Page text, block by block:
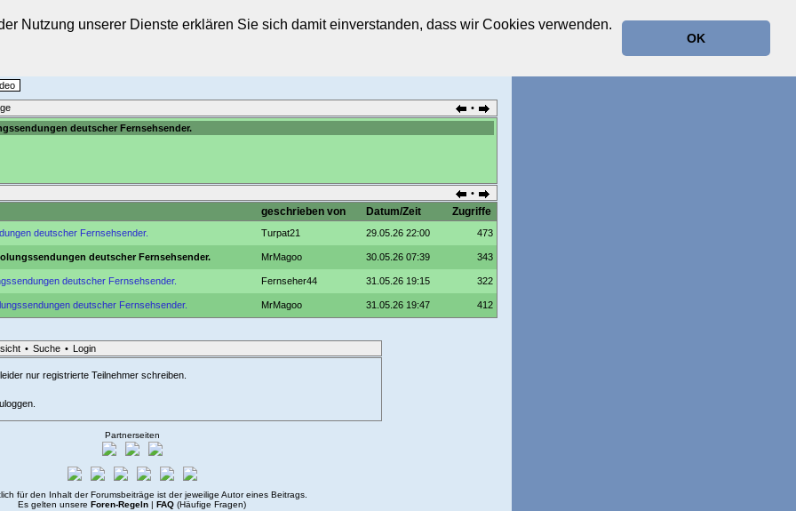
Nutzung unserer Dienste erklären Sie sich damit einverstanden, dass wir Cookies verwenden.
OK
•
deutscher Fernsehsender.
•
geschrieben von Datum/Zeit Zugriffe
deutscher Fernsehsender. Turpat21 29.05.26 22:00 473
deutscher Fernsehsender. MrMagoo 30.05.26 07:39 343
deutscher Fernsehsender. Fernseher44 31.05.26 19:15 322
deutscher Fernsehsender. MrMagoo 31.05.26 19:47 412
• Suche • Login
nur registrierte Teilnehmer schreiben.
Partnerseiten
für den Inhalt der Forumsbeiträge ist der jeweilige Autor eines Beitrags.
Es gelten unsere Foren-Regeln FAQ (Häufige Fragen)